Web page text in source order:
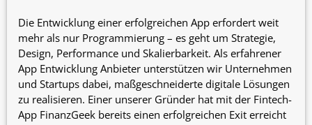
Die Entwicklung einer erfolgreichen App erfordert weit
mehr als nur Programmierung – es geht um Strategie,
Design, Performance und Skalierbarkeit. Als erfahrener
App Entwicklung Anbieter unterstützen wir Unternehmen
und Startups dabei, maßgeschneiderte digitale Lösungen
zu realisieren. Einer unserer Gründer hat mit der Fintech-
App FinanzGeek bereits einen erfolgreichen Exit erreicht